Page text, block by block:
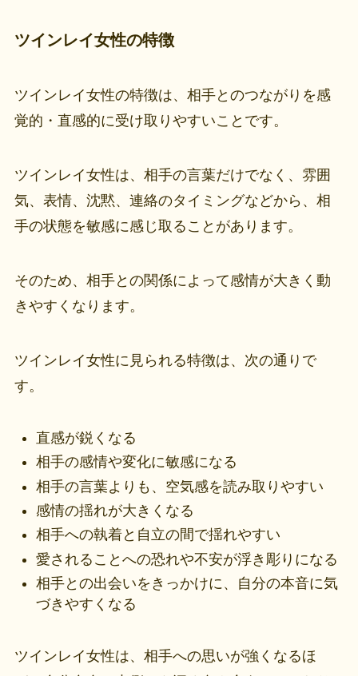
ツインレイ女性の特徴
ツインレイ女性の特徴は、相手とのつながりを感
覚的・直感的に受け取りやすいことです。
ツインレイ女性は、相手の言葉だけでなく、雰囲
気、表情、沈黙、連絡のタイミングなどから、相
手の状態を敏感に感じ取ることがあります。
そのため、相手との関係によって感情が大きく動
きやすくなります。
ツインレイ女性に見られる特徴は、次の通りで
す。
直感が鋭くなる
相手の感情や変化に敏感になる
相手の言葉よりも、空気感を読み取りやすい
感情の揺れが大きくなる
相手への執着と自立の間で揺れやすい
愛されることへの恐れや不安が浮き彫りになる
相手との出会いをきっかけに、自分の本音に気
づきやすくなる
ツインレイ女性は、相手への思いが強くなるほ